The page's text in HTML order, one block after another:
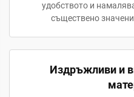
удобството и
съществено
Издръжливи и